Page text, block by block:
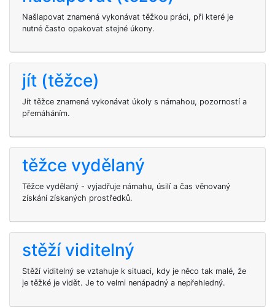
Našlapovat znamená vykonávat těžkou práci, při které je
nutné často opakovat stejné úkony.
jít (těžce)
Jít těžce znamená vykonávat úkoly s námahou, pozorností a
přemáháním.
těžce vydělaný
Těžce vydělaný - vyjadřuje námahu, úsilí a čas věnovaný
získání získaných prostředků.
stěží viditelný
Stěží viditelný se vztahuje k situaci, kdy je něco tak malé, že
je těžké je vidět. Je to velmi nenápadný a nepřehledný.